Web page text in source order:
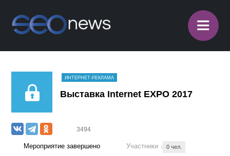
≡
ИНТЕРНЕТ-РЕКЛАМА
Выставка Internet EXPO 2017
3494
Мероприятие завершено Участники 0 чел.